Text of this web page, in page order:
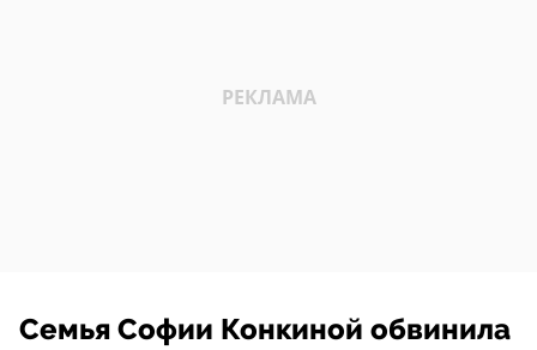
Семья Софии Конкиной обвинила